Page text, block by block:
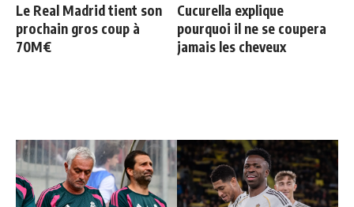
Le Real Madrid tient son
prochain gros coup à
70M€
Cucurella explique
pourquoi il ne se coupera
jamais les cheveux